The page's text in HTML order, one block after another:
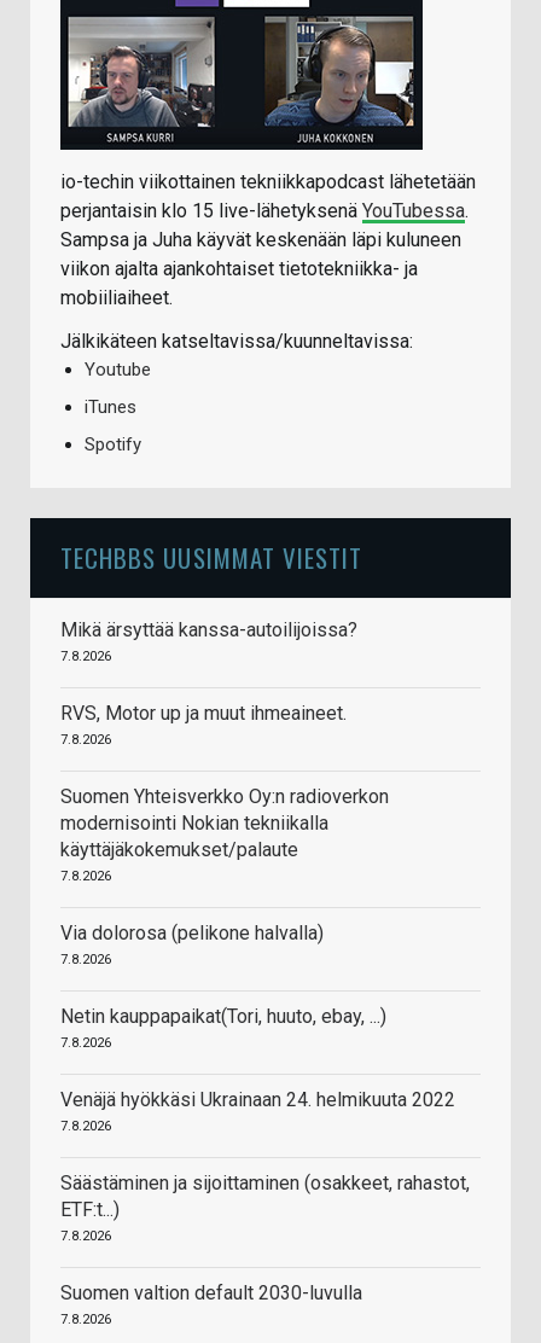
io-techin viikottainen tekniikkapodcast lähetetään
perjantaisin klo 15 live-lähetyksenä YouTubessa.
Sampsa ja Juha käyvät keskenään läpi kuluneen
viikon ajalta ajankohtaiset tietotekniikka- ja
mobiiliaiheet.
Jälkikäteen katseltavissa/kuunneltavissa:
Youtube
iTunes
Spotify
TECHBBS UUSIMMAT VIESTIT
Mikä ärsyttää kanssa-autoilijoissa?
7.8.2026
RVS, Motor up ja muut ihmeaineet.
7.8.2026
Suomen Yhteisverkko Oy:n radioverkon
modernisointi Nokian tekniikalla
käyttäjäkokemukset/palaute
7.8.2026
Via dolorosa (pelikone halvalla)
7.8.2026
Netin kauppapaikat(Tori, huuto, ebay, ...)
7.8.2026
Venäjä hyökkäsi Ukrainaan 24. helmikuuta 2022
7.8.2026
Säästäminen ja sijoittaminen (osakkeet, rahastot,
ETF:t...)
7.8.2026
Suomen valtion default 2030-luvulla
7.8.2026